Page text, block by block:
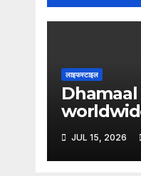
लाइफस्टाइल
Dhamaal
collection:-
का बॉक्स
दिनों में
JUL 15, 2026